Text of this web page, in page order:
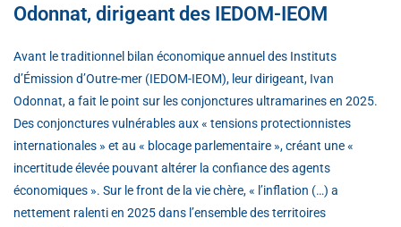
Odonnat, dirigeant des IEDOM-IEOM
Avant le traditionnel bilan économique annuel des Instituts
d’Émission d’Outre-mer (IEDOM-IEOM), leur dirigeant, Ivan
Odonnat, a fait le point sur les conjonctures ultramarines en 2025.
Des conjonctures vulnérables aux « tensions protectionnistes
internationales » et au « blocage parlementaire », créant une «
incertitude élevée pouvant altérer la confiance des agents
économiques ». Sur le front de la vie chère, « l’inflation (…) a
nettement ralenti en 2025 dans l’ensemble des territoires